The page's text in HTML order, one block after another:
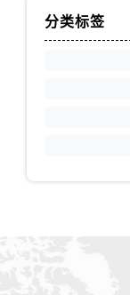
分类标签